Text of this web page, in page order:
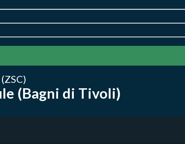
(Bagni di Tivoli)